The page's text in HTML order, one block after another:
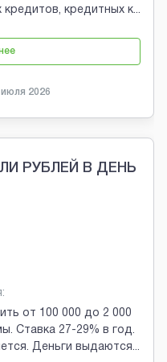
кредитов, кредитных к...
июля 2026
РУБЛЕЙ В ДЕНЬ
от 100 000 до 2 000
Ставка 27-29% в год.
Деньги выдаются...